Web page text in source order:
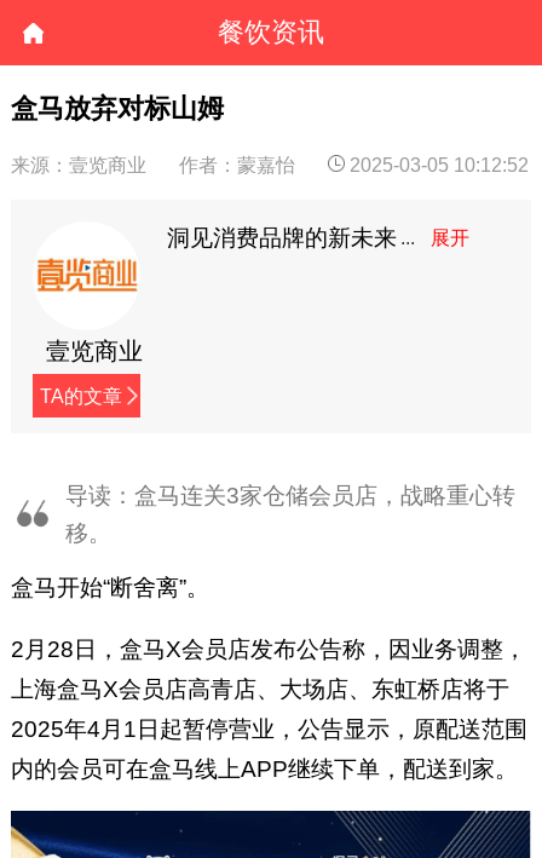
餐饮资讯
盒马放弃对标山姆
来源：壹览商业 作者：蒙嘉怡 2025-03-05 10:12:52
壹览商业
TA的文章
洞见消费品牌的新未来
导读：盒马连关3家仓储会员店，战略重心转
移。
盒马开始“断舍离”。
2月28日，盒马X会员店发布公告称，因业务调整，
上海盒马X会员店高青店、大场店、东虹桥店将于
2025年4月1日起暂停营业，公告显示，原配送范围
内的会员可在盒马线上APP继续下单，配送到家。